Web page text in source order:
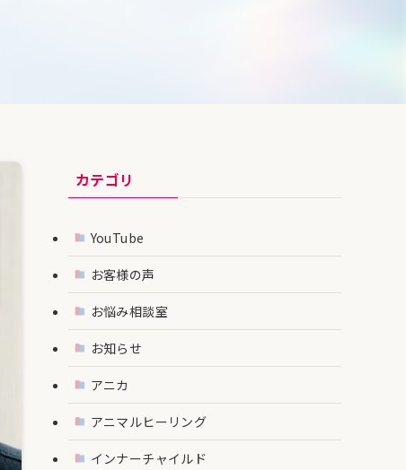
カテゴリ
YouTube
お客様の声
お悩み相談室
お知らせ
アニカ
アニマルヒーリング
インナーチャイルド